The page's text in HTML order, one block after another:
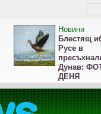
Новини
Блестящ
Русе в
Дунав:
ДЕНЯ